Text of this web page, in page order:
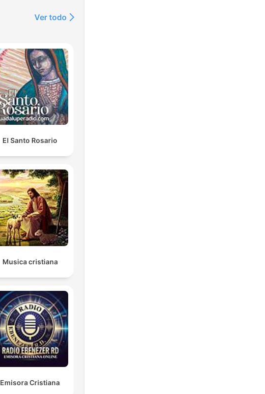
Ver todo
El Santo Rosario
Musica cristiana
Emisora Cristiana